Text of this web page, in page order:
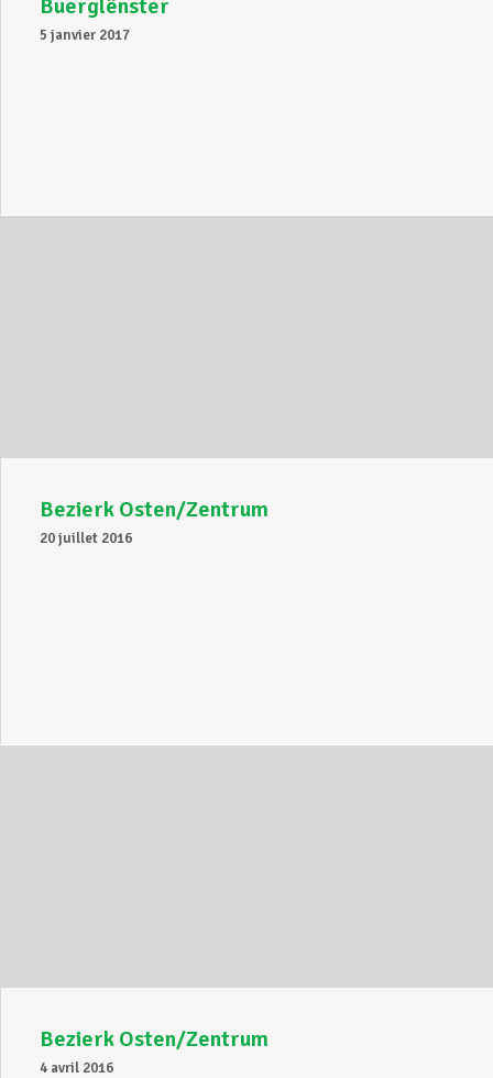
Buerglënster
5 janvier 2017
Bezierk Osten/Zentrum
20 juillet 2016
Bezierk Osten/Zentrum
4 avril 2016